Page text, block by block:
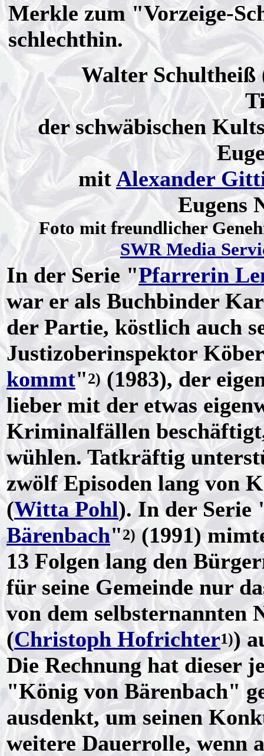
Merkle zum "Vorzeige-
schlechthin.
Walter Schultheiß
der schwäbischen
mitAlexander
Eugens
Foto mit freundlicher
SWR Media
In der Serie "Pfarrerin
war er alsBuchbinder
der Partie, köstlich auch
Justizoberinspektor
kommt"2)(1983), der
lieber mit der etwas
Kriminalfällen
wühlen. Tatkräftig
zwölf Episoden lang von
(Witta Pohl). In der Serie
Bärenbach"2)(1991)
13 Folgen lang den
für seine Gemeinde nur
von dem selbsternannten
(Christoph Hofrichter1))
Die Rechnung hat dieser
"König von Bärenbach"
ausdenkt, um seinen
weitere Dauerrolle, wenn